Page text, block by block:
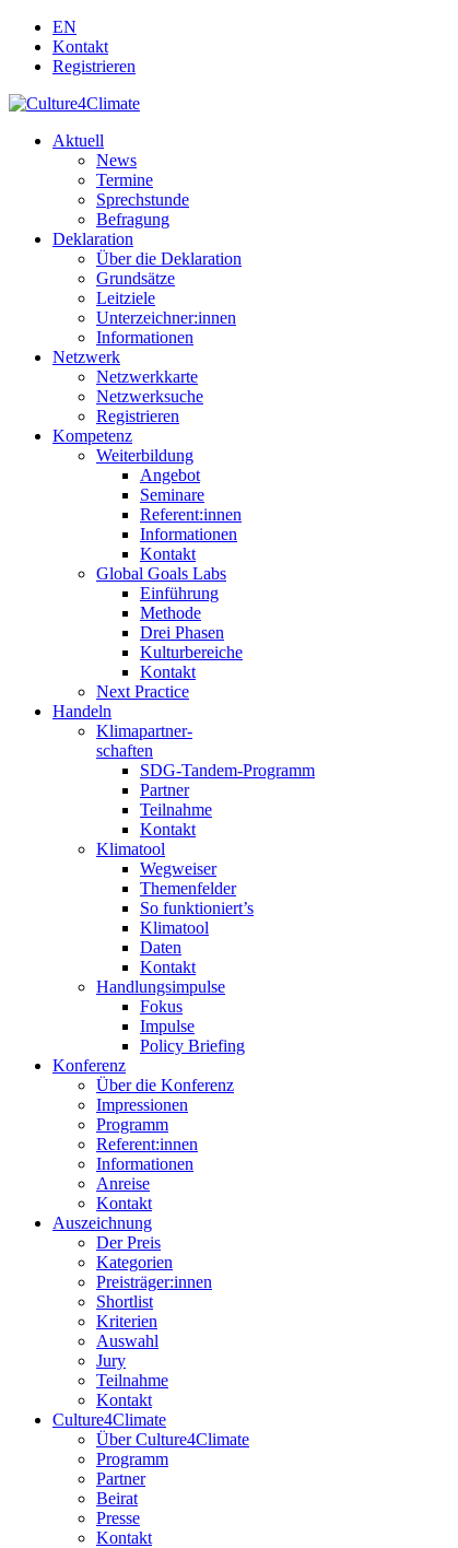
EN
Kontakt
Registrieren
Aktuell
News
Termine
Sprechstunde
Befragung
Deklaration
Über die Deklaration
Grundsätze
Leitziele
Unterzeichner:innen
Informationen
Netzwerk
Netzwerkkarte
Netzwerksuche
Registrieren
Kompetenz
Weiterbildung
Angebot
Seminare
Referent:innen
Informationen
Kontakt
Global Goals Labs
Einführung
Methode
Drei Phasen
Kulturbereiche
Kontakt
Next Practice
Handeln
Klimapartner-
schaften
SDG-Tandem-Programm
Partner
Teilnahme
Kontakt
Klimatool
Wegweiser
Themenfelder
So funktioniert’s
Klimatool
Daten
Kontakt
Handlungsimpulse
Fokus
Impulse
Policy Briefing
Konferenz
Über die Konferenz
Impressionen
Programm
Referent:innen
Informationen
Anreise
Kontakt
Auszeichnung
Der Preis
Kategorien
Preisträger:innen
Shortlist
Kriterien
Auswahl
Jury
Teilnahme
Kontakt
Culture4Climate
Über Culture4Climate
Programm
Partner
Beirat
Presse
Kontakt